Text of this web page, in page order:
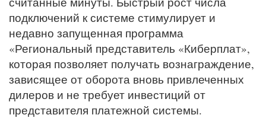
подключений к системе стимулирует и
недавно запущенная программа
«Региональный представитель «Киберплат»,
которая позволяет получать вознаграждение,
зависящее от оборота вновь привлеченных
дилеров и не требует инвестиций от
представителя платежной системы.